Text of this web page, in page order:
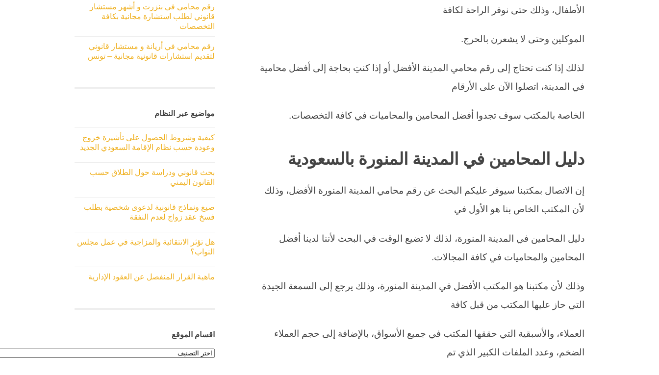
الأطفال، وذلك حتى نوفر الراحة لكافة
الموكلين وحتى لا يشعرن بالحرج.
لذلك إذا كنت تحتاج إلى رقم محامي المدينة الأفضل أو إذا كنتِ بحاجة إلى أفضل محامية
في المدينة، اتصلوا الآن على الأرقام
الخاصة بالمكتب سوف تجدوا أفضل المحامين والمحاميات في كافة التخصصات.
دليل المحامين في المدينة المنورة بالسعودية
إن الاتصال بمكتبنا سيوفر عليكم البحث عن رقم محامي المدينة المنورة الأفضل، وذلك
لأن المكتب الخاص بنا هو الأول في
دليل المحامين في المدينة المنورة، لذلك لا تضيع الوقت في البحث لأننا لدينا أفضل
المحامين والمحاميات في كافة المجالات.
وذلك لأن مكتبنا هو المكتب الأفضل في المدينة المنورة، وذلك يرجع إلى السمعة الجيدة
التي حاز عليها المكتب من قبل كافة
العملاء، والأسبقية التي حققها المكتب في جميع الأسواق، بالإضافة إلى حجم العملاء
الضخم، وعدد الملفات الكبير الذي تم
رقم محامي في بنزرت و أشهر مستشار
قانوني لطلب استشارة مجانية بكافة
التخصصات
رقم محامي في أريانة و مستشار قانوني
لتقديم استشارات قانونية مجانية – تونس
مواضيع عبر النظام
كيفية وشروط الحصول على تأشيرة خروج
وعودة حسب نظام الإقامة السعودي الجديد
بحث قانوني ودراسة حول الطلاق حسب
القانون اليمني
صيغ ونماذج قانونية لدعوى شخصية بطلب
فسخ عقد زواج لعدم النفقة
هل تؤثر الانتقائية والمزاجية في عمل مجلس
النواب؟
ماهية القرار المنفصل عن العقود الإدارية
اقسام الموقع
اقسام
الموقع